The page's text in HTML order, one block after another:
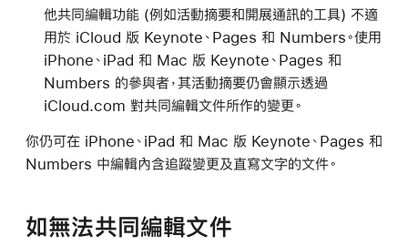
他共同編輯功能 (例如活動摘要和開展通訊的工具) 不適
用於 iCloud 版 Keynote、Pages 和 Numbers。使用
iPhone、iPad 和 Mac 版 Keynote、Pages 和
Numbers 的參與者，其活動摘要仍會顯示透過
iCloud.com 對共同編輯文件所作的變更。
你仍可在 iPhone、iPad 和 Mac 版 Keynote、Pages 和
Numbers 中編輯內含追蹤變更及直寫文字的文件。
如無法共同編輯文件